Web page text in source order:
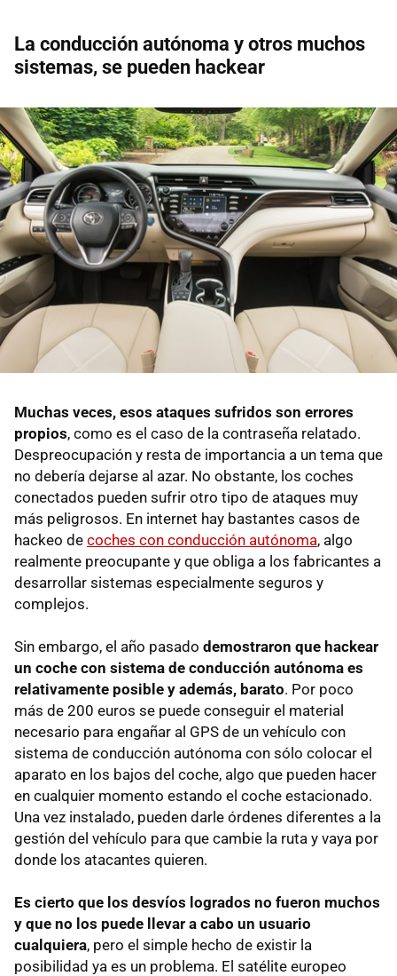
La conducción autónoma y otros muchos
sistemas, se pueden hackear
Muchas veces, esos ataques sufridos son errores
propios, como es el caso de la contraseña relatado.
Despreocupación y resta de importancia a un tema que
no debería dejarse al azar. No obstante, los coches
conectados pueden sufrir otro tipo de ataques muy
más peligrosos. En internet hay bastantes casos de
hackeo de coches con conducción autónoma, algo
realmente preocupante y que obliga a los fabricantes a
desarrollar sistemas especialmente seguros y
complejos.
Sin embargo, el año pasado demostraron que hackear
un coche con sistema de conducción autónoma es
relativamente posible y además, barato. Por poco
más de 200 euros se puede conseguir el material
necesario para engañar al GPS de un vehículo con
sistema de conducción autónoma con sólo colocar el
aparato en los bajos del coche, algo que pueden hacer
en cualquier momento estando el coche estacionado.
Una vez instalado, pueden darle órdenes diferentes a la
gestión del vehículo para que cambie la ruta y vaya por
donde los atacantes quieren.
Es cierto que los desvíos logrados no fueron muchos
y que no los puede llevar a cabo un usuario
cualquiera, pero el simple hecho de existir la
posibilidad ya es un problema. El satélite europeo